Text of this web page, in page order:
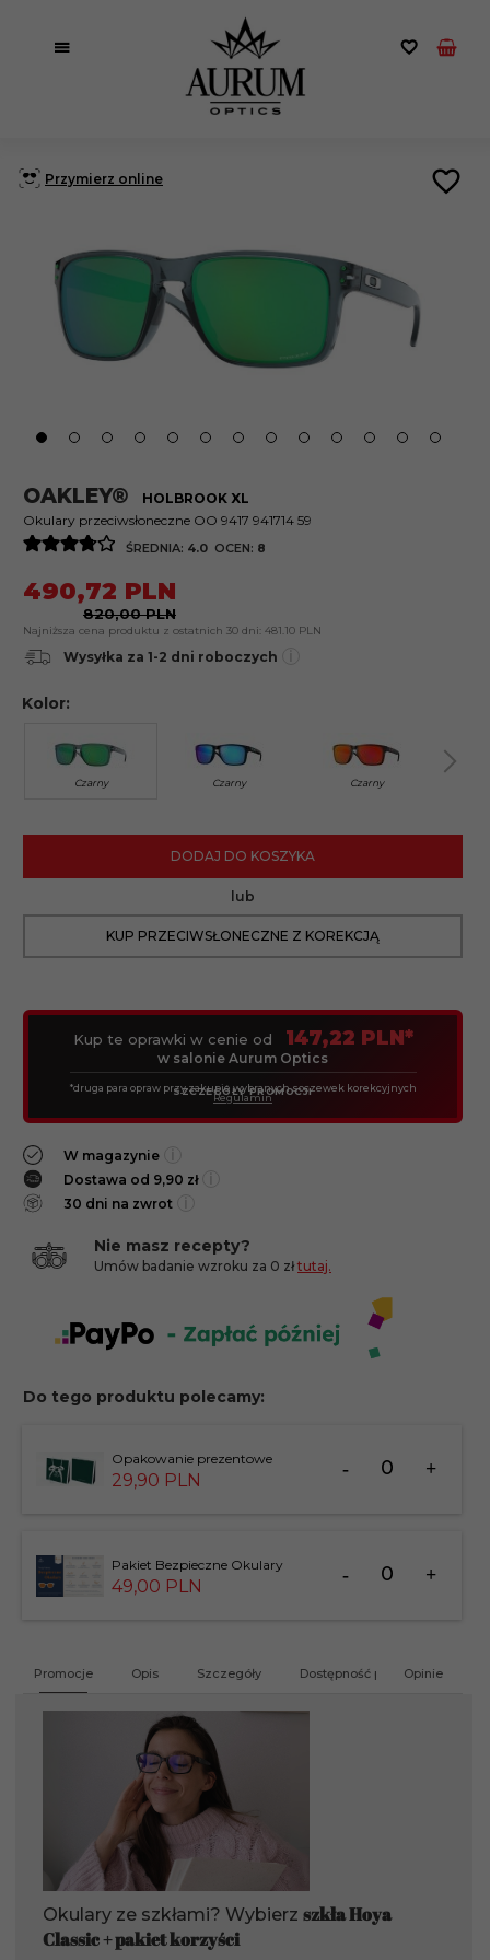
Przymierz online
OAKLEY®
HOLBROOK XL
Okulary przeciwsłoneczne OO 9417 941714 59
ŚREDNIA: 4.0 OCEN: 8
Kolor:
Czarny Czarny Czarny
Kup te oprawki w cenie od 147,22 PLN*
w salonie Aurum Optics
*druga para opraw przy zakupie wybranych soczewek korekcyjnych
SZCZEGÓŁY PROMOCJI
Regulamin
W magazynie
Dostawa od 9,90 zł
30 dni na zwrot
490,72 PLN
820,00 PLN
Najniższa cena produktu z ostatnich 30 dni: 481.10 PLN
Wysyłka za 1-2 dni roboczych
DODAJ DO KOSZYKA
lub
KUP PRZECIWSŁONECZNE Z KOREKCJĄ
Nie masz recepty?
Umów badanie wzroku za 0 złtutaj.
Do tego produktu polecamy:
Opakowanie prezentowe
29,90 PLN
dla
Pakiet Bezpieczne Okulary
49,00 PLN
dla
Promocje Opis Szczegóły Dostępność produktu
Opinie
Okulary ze szkłami? Wybierz szkła Hoya
Classic + pakiet korzyści